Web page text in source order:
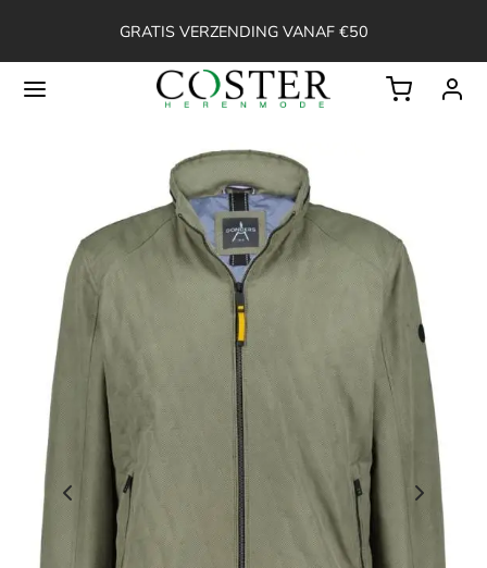
GRATIS VERZENDING VANAF €50